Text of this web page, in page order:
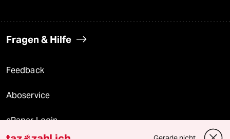
Fragen & Hilfe
Feedback
Aboservice
ePaper Login